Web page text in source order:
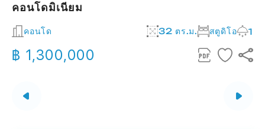
คอนโดมิเนียม
คอนโด 32 ตร.ม. สตูดิโอ 1
฿ 1,300,000